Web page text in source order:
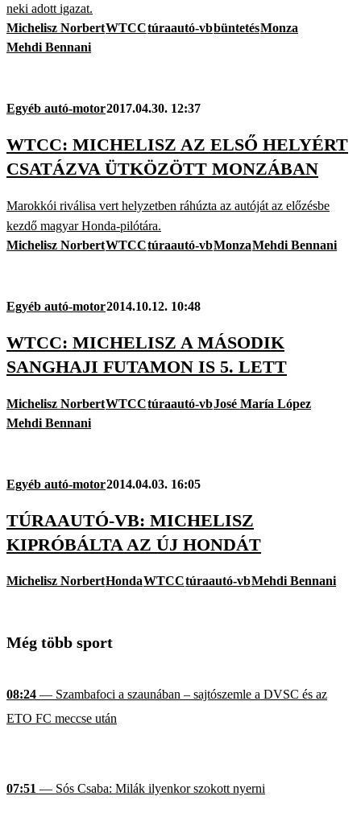
neki adott igazat.
Michelisz NorbertWTCCtúraautó-vbbüntetésMonza
Mehdi Bennani
Egyéb autó-motor2017.04.30. 12:37
WTCC: MICHELISZ AZ ELSŐ HELYÉRT
CSATÁZVA ÜTKÖZÖTT MONZÁBAN
Marokkói riválisa vert helyzetben ráhúzta az autóját az előzésbe
kezdő magyar Honda-pilótára.
Michelisz NorbertWTCCtúraautó-vbMonzaMehdi Bennani
Egyéb autó-motor2014.10.12. 10:48
WTCC: MICHELISZ A MÁSODIK
SANGHAJI FUTAMON IS 5. LETT
Michelisz NorbertWTCCtúraautó-vbJosé María López
Mehdi Bennani
Egyéb autó-motor2014.04.03. 16:05
TÚRAAUTÓ-VB: MICHELISZ
KIPRÓBÁLTA AZ ÚJ HONDÁT
Michelisz NorbertHondaWTCCtúraautó-vbMehdi Bennani
Még több sport
08:24 — Szambafoci a szaunában – sajtószemle a DVSC és az
ETO FC meccse után
07:51 — Sós Csaba: Milák ilyenkor szokott nyerni